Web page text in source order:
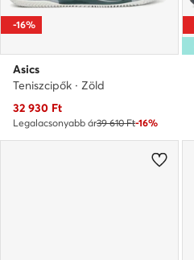
-16%
Asics
Teniszcipők · Zöld
Aktuális ár
32 930 Ft
Legalacsonyabb ár39 610 Ft-16%